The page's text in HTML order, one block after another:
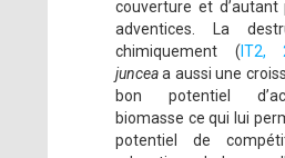
couverture et
adventices. La
chimiquement ( IT2,
junceaa aussi une
bon potentiel
biomasse ce qui lui
potentiel de